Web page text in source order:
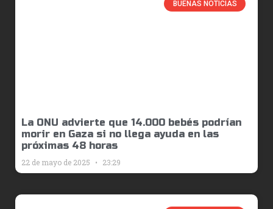
BUENAS NOTICIAS
La ONU advierte que 14.000 bebés podrían
morir en Gaza si no llega ayuda en las
próximas 48 horas
22 de mayo de 2025 23:29